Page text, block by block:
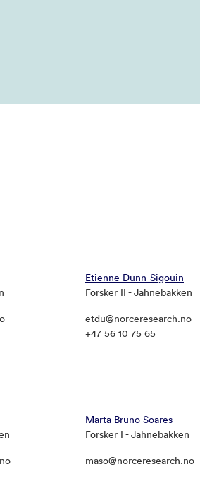
Etienne Dunn-Sigouin
Forsker II - Jahnebakken
etdu@norceresearch.no
+47 56 10 75 65
Marta Bruno Soares
Forsker I - Jahnebakken
maso@norceresearch.no